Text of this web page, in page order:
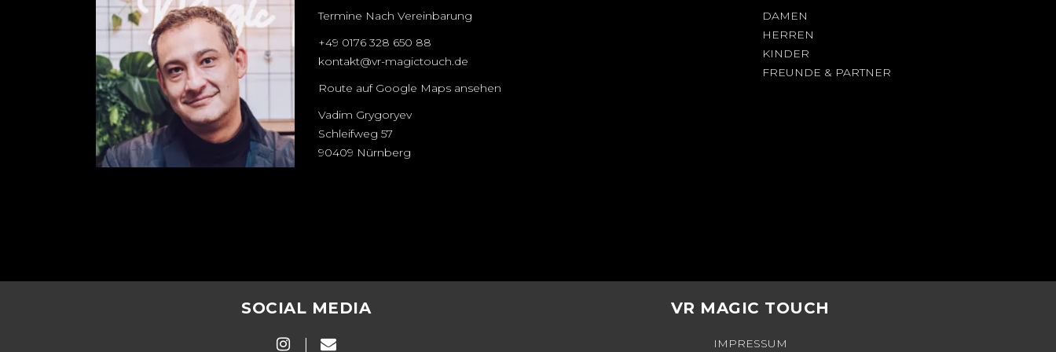
Termine Nach Vereinbarung
+49 0176 328 650 88
kontakt@vr-magictouch.de
Route auf Google Maps ansehen
Vadim Grygoryev
Schleifweg 57
90409 Nürnberg
DAMEN
HERREN
KINDER
FREUNDE & PARTNER
SOCIAL MEDIA VR MAGIC TOUCH
IMPRESSUM